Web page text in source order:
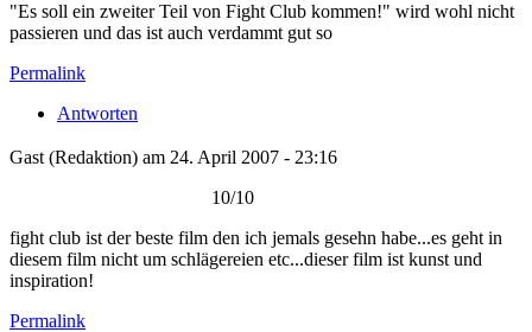
"Es soll ein zweiter Teil von Fight Club kommen!" wird wohl nicht
passieren und das ist auch verdammt gut so
Permalink
Antworten
Gast (Redaktion) am 24. April 2007 - 23:16
10/10
fight club ist der beste film den ich jemals gesehn habe...es geht in
diesem film nicht um schlägereien etc...dieser film ist kunst und
inspiration!
Permalink